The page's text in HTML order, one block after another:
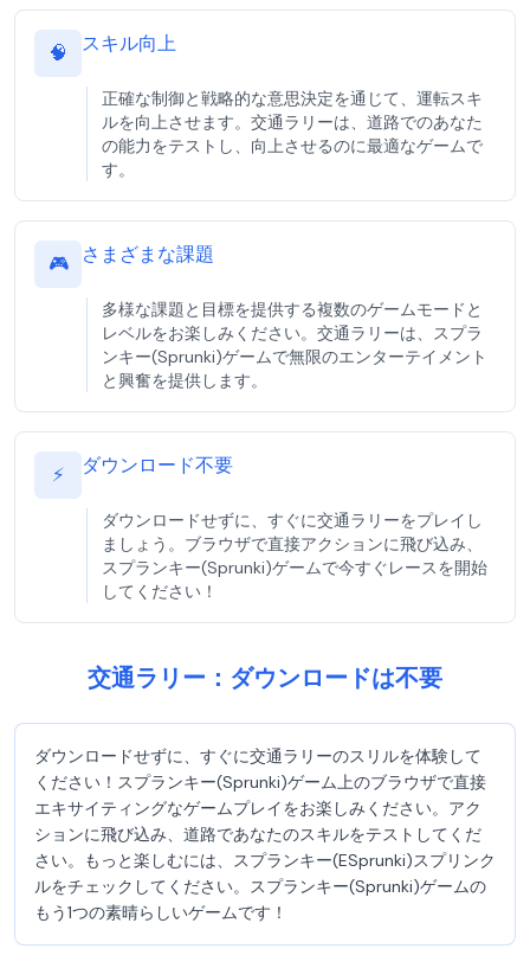
🧠 スキル向上
正確な制御と戦略的な意思決定を通じて、運転スキ
ルを向上させます。交通ラリーは、道路でのあなた
の能力をテストし、向上させるのに最適なゲームで
す。
🎮 さまざまな課題
多様な課題と目標を提供する複数のゲームモードと
レベルをお楽しみください。交通ラリーは、スプラ
ンキー(Sprunki)ゲームで無限のエンターテイメント
と興奮を提供します。
⚡ ダウンロード不要
ダウンロードせずに、すぐに交通ラリーをプレイし
ましょう。ブラウザで直接アクションに飛び込み、
スプランキー(Sprunki)ゲームで今すぐレースを開始
してください！
交通ラリー：ダウンロードは不要
ダウンロードせずに、すぐに交通ラリーのスリルを体験して
ください！スプランキー(Sprunki)ゲーム上のブラウザで直接
エキサイティングなゲームプレイをお楽しみください。アク
ションに飛び込み、道路であなたのスキルをテストしてくだ
さい。もっと楽しむには、スプランキー(ESprunki)スプリンク
ルをチェックしてください。スプランキー(Sprunki)ゲームの
もう1つの素晴らしいゲームです！